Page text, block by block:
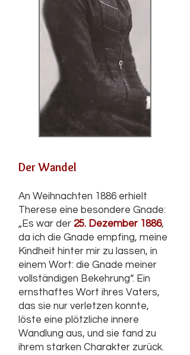
Der Wandel
An Weihnachten 1886 erhielt
Therese eine besondere Gnade:
„Es war der 25. Dezember 1886,
da ich die Gnade empfing, meine
Kindheit hinter mir zu lassen, in
einem Wort: die Gnade meiner
vollständigen Bekehrung“. Ein
ernsthaftes Wort ihres Vaters,
das sie nur verletzen konnte,
löste eine plötzliche innere
Wandlung aus, und sie fand zu
ihrem starken Charakter zurück.